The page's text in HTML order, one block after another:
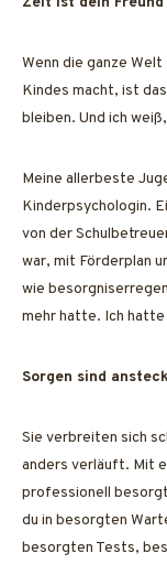
Wenn die ganze
Kindes macht, ist
bleiben. Und ich
Meine allerbeste
Kinderpsychologin.
von der
war, mit Förderplan
wie
mehr hatte. Ich hatte
Sorgen sind
Sie verbreiten sich
anders verläuft. Mit
professionell
du in besorgten
besorgten Tests,